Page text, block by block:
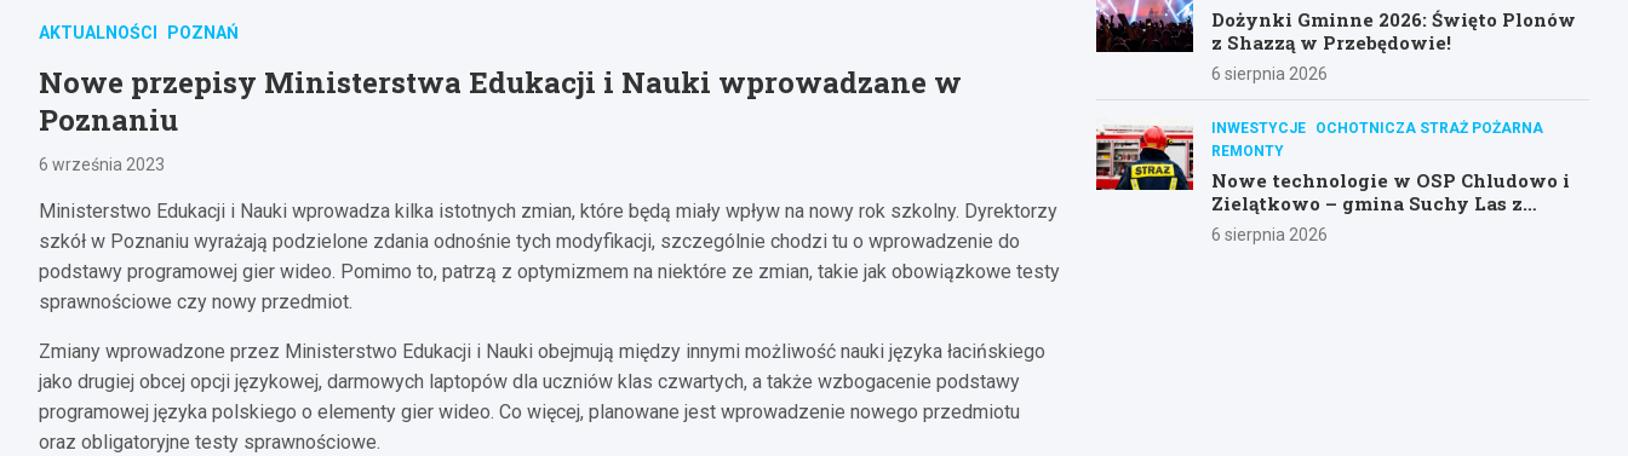
AKTUALNOŚCI POZNAŃ
Nowe przepisy Ministerstwa Edukacji i Nauki wprowadzane w
Poznaniu
6 września 2023
Ministerstwo Edukacji i Nauki wprowadza kilka istotnych zmian, które będą miały wpływ na nowy rok szkolny. Dyrektorzy
szkół w Poznaniu wyrażają podzielone zdania odnośnie tych modyfikacji, szczególnie chodzi tu o wprowadzenie do
podstawy programowej gier wideo. Pomimo to, patrzą z optymizmem na niektóre ze zmian, takie jak obowiązkowe testy
sprawnościowe czy nowy przedmiot.
Zmiany wprowadzone przez Ministerstwo Edukacji i Nauki obejmują między innymi możliwość nauki języka łacińskiego
jako drugiej obcej opcji językowej, darmowych laptopów dla uczniów klas czwartych, a także wzbogacenie podstawy
programowej języka polskiego o elementy gier wideo. Co więcej, planowane jest wprowadzenie nowego przedmiotu
oraz obligatoryjne testy sprawnościowe.
Dożynki Gminne 2026: Święto Plonów
z Shazzą w Przebędowie!
6 sierpnia 2026
INWESTYCJE
OCHOTNICZA STRAŻ POŻARNA
REMONTY
Nowe technologie w OSP Chludowo i
Zielątkowo – gmina Suchy Las z
dotacją na modernizację!
6 sierpnia 2026